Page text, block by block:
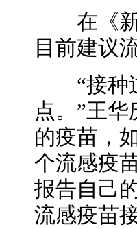
在《新
目前建议
“接种过
点。”王
的疫苗，
个流感疫
报告自己
流感疫苗